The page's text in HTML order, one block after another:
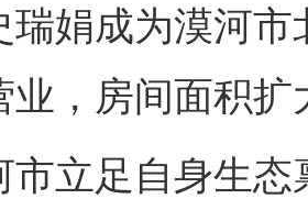
瑞娟成为漠河
业，房间面积
足自身生态